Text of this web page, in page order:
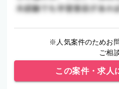
※人気案件のためお
ご相
この案件・求人